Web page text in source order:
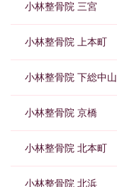
小林整骨院 三宮
小林整骨院 上本町
小林整骨院 下総中山
小林整骨院 京橋
小林整骨院 北本町
小林整骨院 北浜